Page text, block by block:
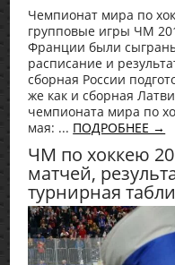
Чемпионат мира по
групповые игры ЧМ
Франции были
расписание и
сборная России
же как и сборная
чемпионата мира по
мая: ... ПОДРОБНЕЕ →
ЧМ по хоккею
матчей,
турнирная